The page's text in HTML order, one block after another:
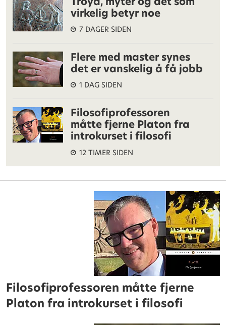
virkelig betyr noe
7 DAGER SIDEN
Flere med master synes
det er vanskelig å få jobb
1 DAG SIDEN
Filosofiprofessoren
måtte fjerne Platon fra
introkurset i filosofi
12 TIMER SIDEN
Filosofiprofessoren måtte fjerne
Platon fra introkurset i filosofi